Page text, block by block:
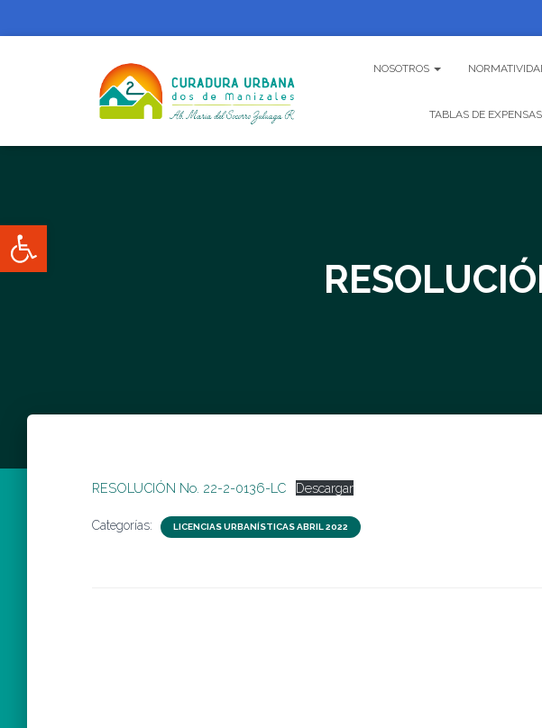
Abrir barra de herramientas
NOSOTROS
TABLAS DE EXPENSAS
RESOLUCIÓN No. 22-2-0136-LC Descargar
Categorías: LICENCIAS URBANÍSTICAS ABRIL 2022